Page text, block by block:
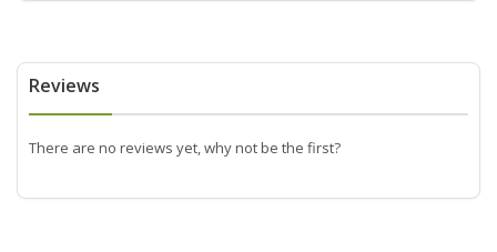
Reviews
There are no reviews yet, why not be the first?